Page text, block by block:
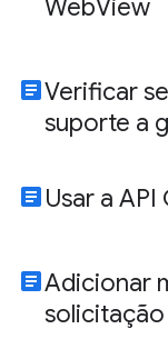
WebView
articleVerificar
suporte a
article Usar a API
articleAdicionar
solicitação